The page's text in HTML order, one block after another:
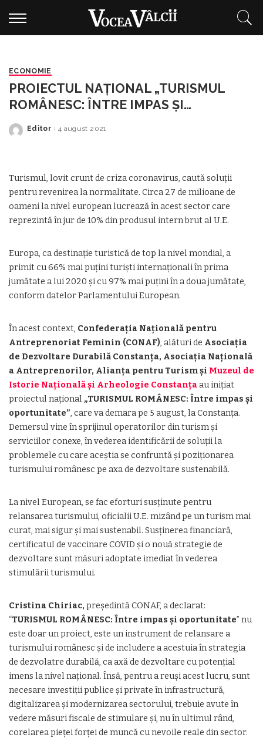
ECONOMIE
PROIECTUL NAȚIONAL „TURISMUL
ROMÂNESC: ÎNTRE IMPAS ȘI
OPORTUNITATE” debutează pe 5
august la Constanța
Posted
Editor 4 august 2021
Turismul, lovit crunt de criza coronavirus, caută soluții
pentru revenirea la normalitate. Circa 27 de milioane de
oameni la nivel european lucrează în acest sector care
reprezintă în jur de 10% din produsul intern brut al U.E.
Europa, ca destinație turistică de top la nivel mondial, a
primit cu 66% mai puțini turiști internaționali în prima
jumătate a lui 2020 și cu 97% mai puțini în a doua jumătate,
conform datelor Parlamentului European.
În acest context, Confederația Națională pentru
Antreprenoriat Feminin (CONAF), alături de Asociația
de Dezvoltare Durabilă Constanța, Asociația Națională
a Antreprenorilor, Alianța pentru Turism și Muzeul de
Istorie Națională și Arheologie Constanța au inițiat
proiectul național „TURISMUL ROMÂNESC: Între impas și
oportunitate”, care va demara pe 5 august, la Constanța.
Demersul vine în sprijinul operatorilor din turism și
serviciilor conexe, în vederea identificării de soluții la
problemele cu care aceștia se confruntă și poziționarea
turismului românesc pe axa de dezvoltare sustenabilă.
La nivel European, se fac eforturi susținute pentru
relansarea turismului, oficialii U.E. mizând pe un turism mai
curat, mai sigur și mai sustenabil. Susținerea financiară,
certificatul de vaccinare COVID și o nouă strategie de
dezvoltare sunt măsuri adoptate imediat în vederea
stimulării turismului.
Cristina Chiriac, președintă CONAF, a declarat:
“TURISMUL ROMÂNESC: Între impas și oportunitate” nu
este doar un proiect, este un instrument de relansare a
turismului românesc și de includere a acestuia în strategia
de dezvolatre durabilă, ca axă de dezvoltare cu potențial
imens la nivel național. Însă, pentru a reuși acest lucru, sunt
necesare investiții publice și private în infrastructură,
digitalizarea și modernizarea sectorului, trebuie avute în
vedere măsuri fiscale de stimulare și, nu în ultimul rând,
corelarea pieței forței de muncă cu nevoile reale din sector.